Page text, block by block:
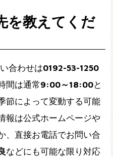
を教えてくだ
合わせは0192-53-1250
間は通常9:00～18:00と
節によって変動する可能
報は公式ホームページや
、直接お電話でお問い合
などにも可能な限り対応